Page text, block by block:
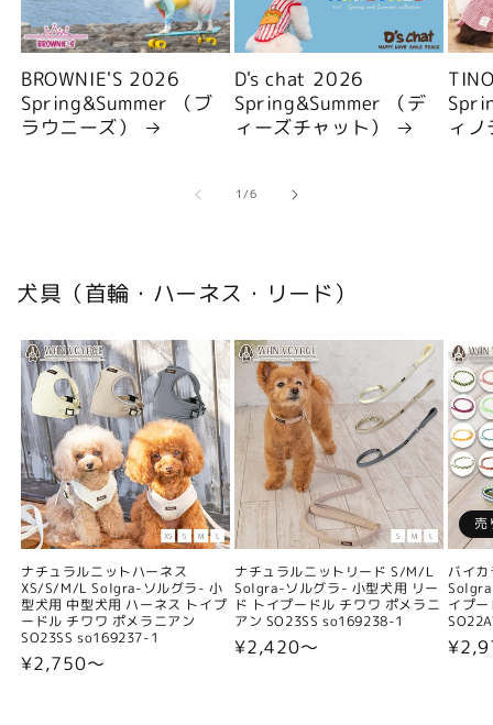
BROWNIE'S 2026
Spring&Summer （ブ
ラウニーズ）
D's chat 2026
Spring&Summer （デ
ィーズチャット）
ィ
1/の
6
犬具（首輪・ハーネス・リード）
ナチュラルニットハーネス
XS/S/M/L Solgra-ソルグラ- 小
型犬用 中型犬用 ハーネス トイプ
ードル チワワ ポメラニアン
SO23SS so169237-1
通
¥2,750〜
ナチュラルニットリード S/M/L
Solgra-ソルグラ- 小型犬用 リー
ド トイプードル チワワ ポメラニ
アン SO23SS so169238-1
通
¥2,420〜
売
バイ
イプ
通